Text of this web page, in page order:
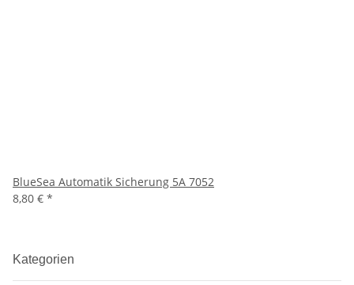
BlueSea Automatik Sicherung 5A 7052
8,80 € *
Kategorien